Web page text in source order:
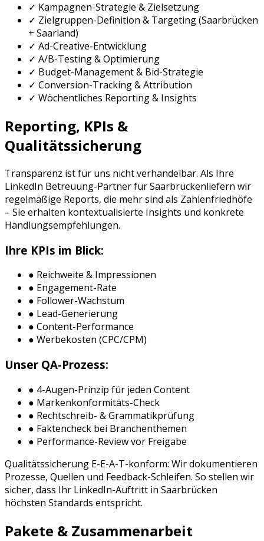
✓ Kampagnen-Strategie & Zielsetzung
✓ Zielgruppen-Definition & Targeting (Saarbrücken
+ Saarland)
✓ Ad-Creative-Entwicklung
✓ A/B-Testing & Optimierung
✓ Budget-Management & Bid-Strategie
✓ Conversion-Tracking & Attribution
✓ Wöchentliches Reporting & Insights
Reporting, KPIs &
Qualitätssicherung
Transparenz ist für uns nicht verhandelbar. Als Ihre
LinkedIn Betreuung-Partner fürSaarbrückenliefern wir
regelmäßige Reports, die mehr sind als Zahlenfriedhöfe
– Sie erhalten kontextualisierte Insights und konkrete
Handlungsempfehlungen.
Ihre KPIs im Blick:
● Reichweite & Impressionen
● Engagement-Rate
● Follower-Wachstum
● Lead-Generierung
● Content-Performance
● Werbekosten (CPC/CPM)
Unser QA-Prozess:
● 4-Augen-Prinzip für jeden Content
● Markenkonformitäts-Check
● Rechtschreib- & Grammatikprüfung
● Faktencheck bei Branchenthemen
● Performance-Review vor Freigabe
Qualitätssicherung E-E-A-T-konform: Wir dokumentieren
Prozesse, Quellen und Feedback-Schleifen. So stellen wir
sicher, dass Ihr LinkedIn-Auftritt in Saarbrücken
höchsten Standards entspricht.
Pakete & Zusammenarbeit